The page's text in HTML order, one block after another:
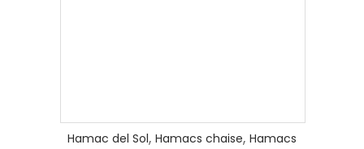
Hamac del Sol, Hamacs chaise, Hamacs